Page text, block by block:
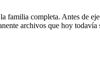
familia completa. Antes de
archivos que hoy todavía